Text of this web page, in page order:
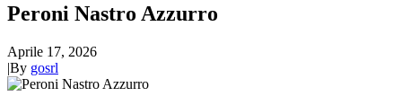
Peroni Nastro Azzurro
Aprile 17, 2026
|By gosrl